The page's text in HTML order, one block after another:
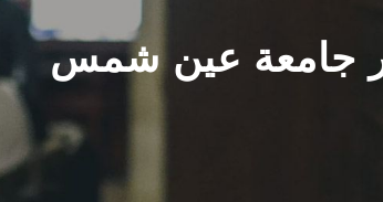
جامعة عين شمس